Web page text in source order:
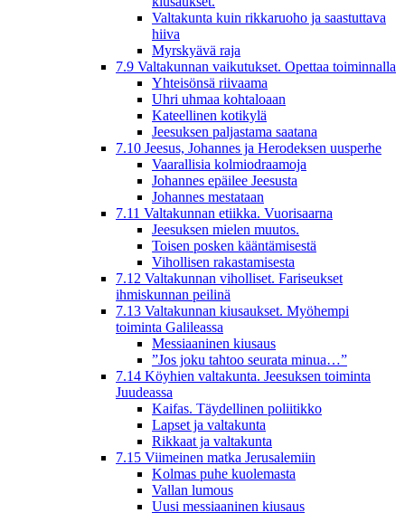
Valtakunta kuin rikkaruoho ja saastuttava
hiiva
Myrskyävä raja
7.9 Valtakunnan vaikutukset. Opettaa toiminnalla
Yhteisönsä riivaama
Uhri uhmaa kohtaloaan
Kateellinen kotikylä
Jeesuksen paljastama saatana
7.10 Jeesus, Johannes ja Herodeksen uusperhe
Vaarallisia kolmiodraamoja
Johannes epäilee Jeesusta
Johannes mestataan
7.11 Valtakunnan etiikka. Vuorisaarna
Jeesuksen mielen muutos.
Toisen posken kääntämisestä
Vihollisen rakastamisesta
7.12 Valtakunnan viholliset. Fariseukset
ihmiskunnan peilinä
7.13 Valtakunnan kiusaukset. Myöhempi
toiminta Galileassa
Messiaaninen kiusaus
”Jos joku tahtoo seurata minua…”
7.14 Köyhien valtakunta. Jeesuksen toiminta
Juudeassa
Kaifas. Täydellinen poliitikko
Lapset ja valtakunta
Rikkaat ja valtakunta
7.15 Viimeinen matka Jerusalemiin
Kolmas puhe kuolemasta
Vallan lumous
Uusi messiaaninen kiusaus